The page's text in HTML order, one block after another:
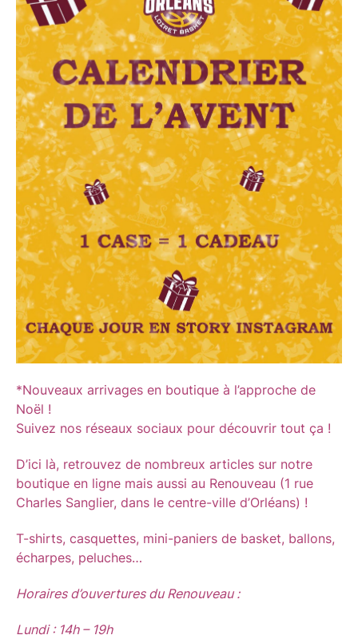
*Nouveaux arrivages en boutique à l’approche de
Noël !
Suivez nos réseaux sociaux pour découvrir tout ça !
D’ici là, retrouvez de nombreux articles sur notre
boutique en ligne mais aussi au Renouveau (1 rue
Charles Sanglier, dans le centre-ville d’Orléans) !
T-shirts, casquettes, mini-paniers de basket, ballons,
écharpes, peluches…
Horaires d’ouvertures du Renouveau :
Lundi : 14h – 19h